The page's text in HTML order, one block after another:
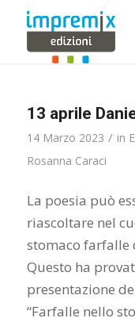
13 aprile
14 Marzo 2023 / in
Rosanna Caraci
La poesia può
riascoltare nel
stomaco farfalle
Questo ha
presentazione
“Farfalle nello